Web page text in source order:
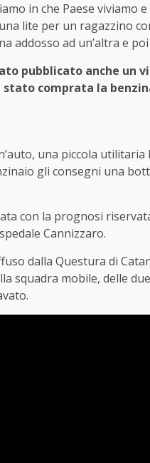
in che Paese viviamo
lite per un ragazzino
addosso ad un’altra e
pubblicato anche un
stato comprata la
una piccola
gli consegni una
con la prognosi
Cannizzaro.
dalla Questura di
squadra mobile, delle